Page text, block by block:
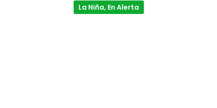
La Niña, En Alerta